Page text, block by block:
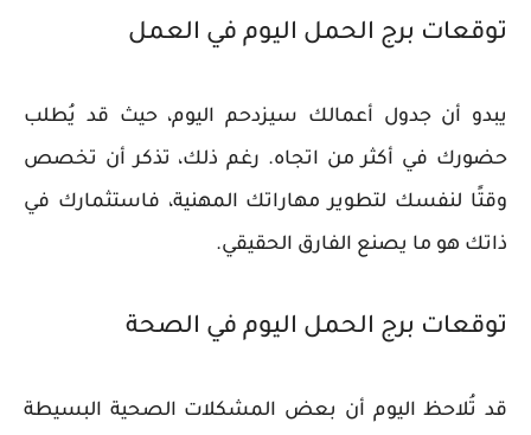
توقعات برج الحمل اليوم في العمل
يبدو أن جدول أعمالك سيزدحم اليوم، حيث قد يُطلب
حضورك في أكثر من اتجاه. رغم ذلك، تذكر أن تخصص
وقتًا لنفسك لتطوير مهاراتك المهنية، فاستثمارك في
ذاتك هو ما يصنع الفارق الحقيقي.
توقعات برج الحمل اليوم في الصحة
قد تُلاحظ اليوم أن بعض المشكلات الصحية البسيطة